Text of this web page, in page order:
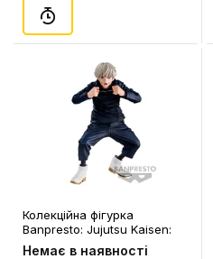
Колекційна фігурка
Banpresto: Jujutsu Kaisen:
Toge Inumaki, (183764)
Немає в наявності